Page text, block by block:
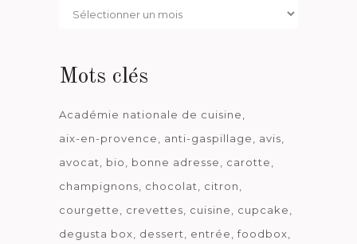
Par
Mots clés
Académie nationale de cuisine
aix-en-provence
anti-gaspillage
avis
avocat
bio bonne adresse
carotte
champignons
chocolat
citron
courgette
crevettes cuisine
cupcake
degusta box
dessert entrée
foodbox